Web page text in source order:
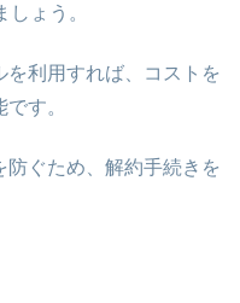
ょう。
利用すれば、コストを
す。
ぐため、解約手続きを